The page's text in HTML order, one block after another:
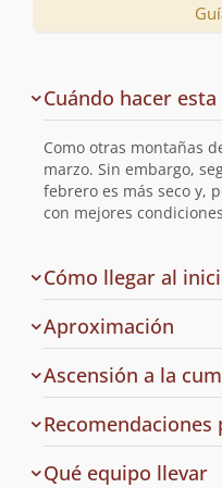
de
la
ruta
Cuándo hacer
Como otras montañas
marzo. Sin embargo,
febrero es más seco y,
con mejores
Cómo llegar al
Aproximación
Ascensión a la
Qué equipo llevar